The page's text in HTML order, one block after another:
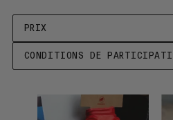
PRIX
CONDITIONS DE